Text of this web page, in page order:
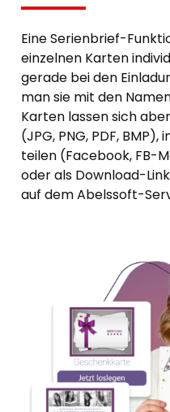
Eine Serienbrief-
einzelnen Karten
gerade bei den
man sie mit den
Karten lassen sich
(JPG, PNG, PDF,
teilen (Facebook, FB-
oder als Download-
auf dem Abelssoft-